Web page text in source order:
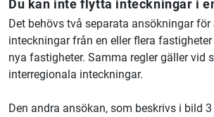
Du kan inte flytta inteckningar i
Det behövs två separata ansökningar
inteckningar från en eller flera
nya fastigheter. Samma regler gäller vid
interregionala inteckningar.
Den andra ansökan, som beskrivs i bild